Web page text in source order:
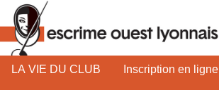
LA VIE DU CLUB Inscription en ligne
Panneau de gestion des cookies